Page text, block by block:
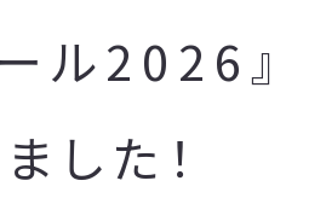
ル2026』
した！